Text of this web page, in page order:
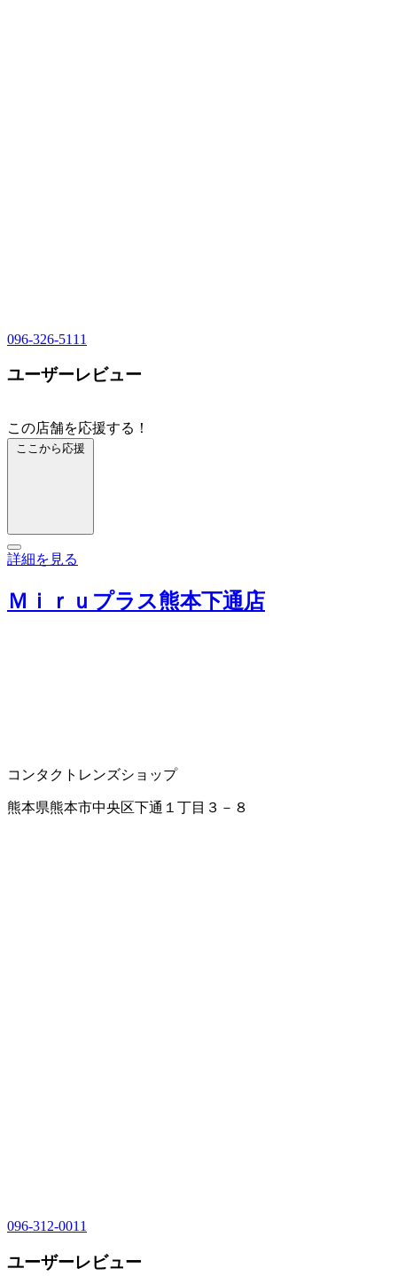
096-326-5111
ユーザーレビュー
この店舗を応援する！
ここから応援
詳細を見る
Ｍｉｒｕプラス熊本下通店
コンタクトレンズショップ
熊本県熊本市中央区下通１丁目３－８
096-312-0011
ユーザーレビュー